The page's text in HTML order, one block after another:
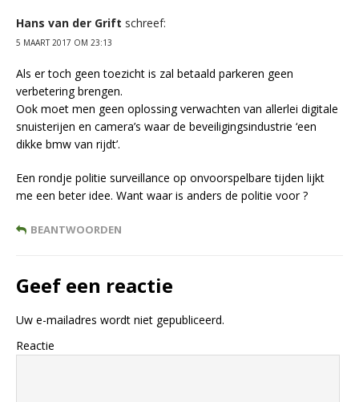
Hans van der Grift schreef:
5 MAART 2017 OM 23:13
Als er toch geen toezicht is zal betaald parkeren geen
verbetering brengen.
Ook moet men geen oplossing verwachten van allerlei digitale
snuisterijen en camera’s waar de beveiligingsindustrie ‘een
dikke bmw van rijdt’.
Een rondje politie surveillance op onvoorspelbare tijden lijkt
me een beter idee. Want waar is anders de politie voor ?
BEANTWOORDEN
Geef een reactie
Uw e-mailadres wordt niet gepubliceerd.
Reactie